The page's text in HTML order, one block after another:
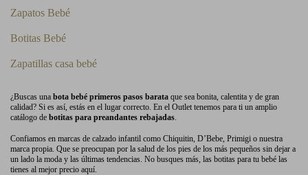
Zapatos Bebé
Botitas Bebé
Zapatillas casa bebé
¿Buscas una bota bebé primeros pasos barata que sea bonita, calentita y de gran
calidad? Si es así, estás en el lugar correcto. En el Outlet tenemos para ti un amplio
catálogo de botitas para preandantes rebajadas.
Confiamos en marcas de calzado infantil como Chiquitin, D’Bebe, Primigi o nuestra
marca propia. Que se preocupan por la salud de los pies de los más pequeños sin dejar a
un lado la moda y las últimas tendencias. No busques más, las botitas para tu bebé las
tienes al mejor precio aquí.